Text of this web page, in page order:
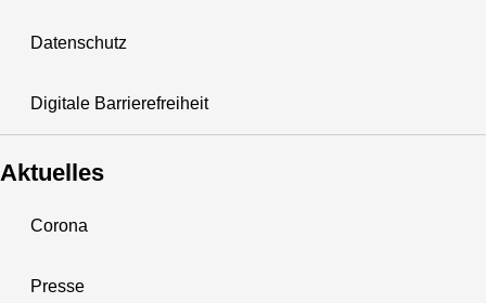
Datenschutz
Digitale Barrierefreiheit
Aktuelles
Corona
Presse